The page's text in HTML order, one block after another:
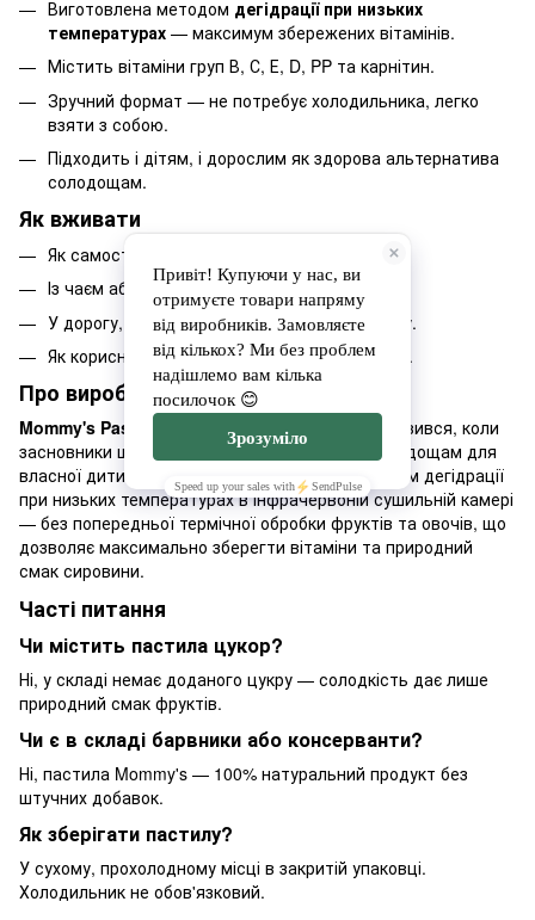
Виготовлена методом дегідрації при низьких
температурах — максимум збережених вітамінів.
Містить вітаміни груп В, С, Е, D, PP та карнітин.
Зручний формат — не потребує холодильника, легко
взяти з собою.
Підходить і дітям, і дорослим як здорова альтернатива
солодощам.
Як вживати
Як самостійний перекус упродовж дня.
Із чаєм або кавою замість десерту.
У дорогу, на роботу, навчання чи прогулянку.
Як корисне доповнення до дитячого раціону.
Про виробника Mommy's Pastila
Mommy's Pastila
— український бренд, який зʼявився, коли
засновники шукали здорову альтернативу солодощам для
власної дитини. Пастилу виготовляють методом дегідрації
при низьких температурах в інфрачервоній сушильній камері
— без попередньої термічної обробки фруктів та овочів, що
дозволяє максимально зберегти вітаміни та природний
смак сировини.
Часті питання
Чи містить пастила цукор?
Ні, у складі немає доданого цукру — солодкість дає лише
природний смак фруктів.
Чи є в складі барвники або консерванти?
Ні, пастила Mommy's — 100% натуральний продукт без
штучних добавок.
Як зберігати пастилу?
У сухому, прохолодному місці в закритій упаковці.
Холодильник не обов'язковий.